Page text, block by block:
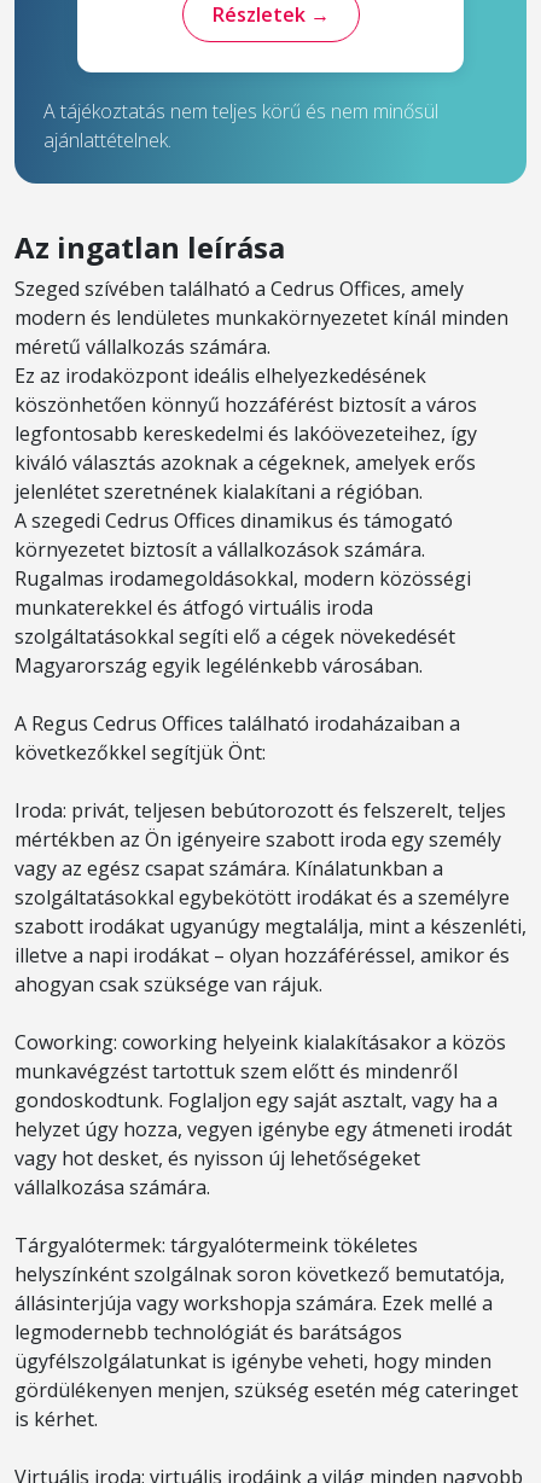
Részletek →
A tájékoztatás nem teljes körű és nem minősül
ajánlattételnek.
Az ingatlan leírása
Szeged szívében található a Cedrus Offices, amely
modern és lendületes munkakörnyezetet kínál minden
méretű vállalkozás számára.
Ez az irodaközpont ideális elhelyezkedésének
köszönhetően könnyű hozzáférést biztosít a város
legfontosabb kereskedelmi és lakóövezeteihez, így
kiváló választás azoknak a cégeknek, amelyek erős
jelenlétet szeretnének kialakítani a régióban.
A szegedi Cedrus Offices dinamikus és támogató
környezetet biztosít a vállalkozások számára.
Rugalmas irodamegoldásokkal, modern közösségi
munkaterekkel és átfogó virtuális iroda
szolgáltatásokkal segíti elő a cégek növekedését
Magyarország egyik legélénkebb városában.
A Regus Cedrus Offices található irodaházaiban a
következőkkel segítjük Önt:
Iroda: privát, teljesen bebútorozott és felszerelt, teljes
mértékben az Ön igényeire szabott iroda egy személy
vagy az egész csapat számára. Kínálatunkban a
szolgáltatásokkal egybekötött irodákat és a személyre
szabott irodákat ugyanúgy megtalálja, mint a készenléti,
illetve a napi irodákat – olyan hozzáféréssel, amikor és
ahogyan csak szüksége van rájuk.
Coworking: coworking helyeink kialakításakor a közös
munkavégzést tartottuk szem előtt és mindenről
gondoskodtunk. Foglaljon egy saját asztalt, vagy ha a
helyzet úgy hozza, vegyen igénybe egy átmeneti irodát
vagy hot desket, és nyisson új lehetőségeket
vállalkozása számára.
Tárgyalótermek: tárgyalótermeink tökéletes
helyszínként szolgálnak soron következő bemutatója,
állásinterjúja vagy workshopja számára. Ezek mellé a
legmodernebb technológiát és barátságos
ügyfélszolgálatunkat is igénybe veheti, hogy minden
gördülékenyen menjen, szükség esetén még cateringet
is kérhet.
Virtuális iroda: virtuális irodáink a világ minden nagyobb